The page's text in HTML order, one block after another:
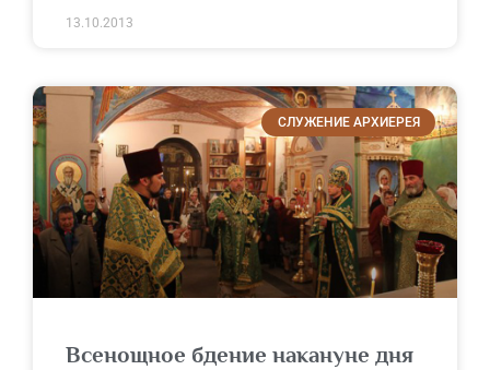
13.10.2013
СЛУЖЕНИЕ АРХИЕРЕЯ
Всенощное бдение накануне дня